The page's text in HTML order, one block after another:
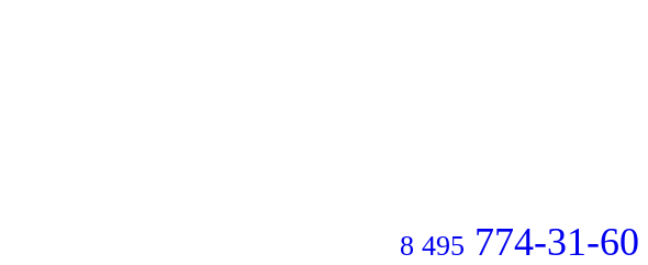
8 495 774-31-60